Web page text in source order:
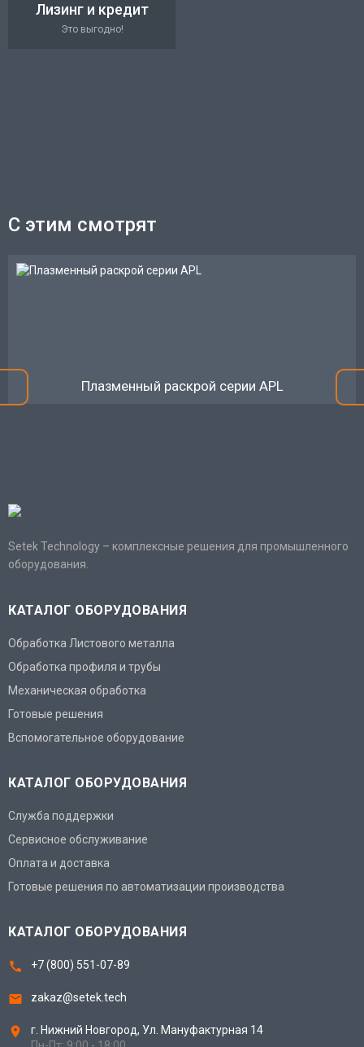
Лизинг и кредит
Это выгодно!
С этим смотрят
Плазменный раскрой серии APL
Setek Technology – комплексные решения для промышленного
оборудования.
КАТАЛОГ ОБОРУДОВАНИЯ
Обработка Листового металла
Обработка профиля и трубы
Механическая обработка
Готовые решения
Вспомогательное оборудование
КАТАЛОГ ОБОРУДОВАНИЯ
Служба поддержки
Сервисное обслуживание
Оплата и доставка
Готовые решения по автоматизации производства
КАТАЛОГ ОБОРУДОВАНИЯ
+7 (800) 551-07-89
zakaz@setek.tech
г. Нижний Новгород, Ул. Мануфактурная 14